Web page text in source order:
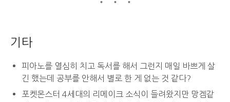
기타
피아노를 열심히 치고 독서를 해서 그런지 매일 바쁘게 살
긴 했는데 공부를 안해서 별로 한 게 없는 것 같다?
포켓몬스터 4세대의 리메이크 소식이 들려왔지만 망겜같